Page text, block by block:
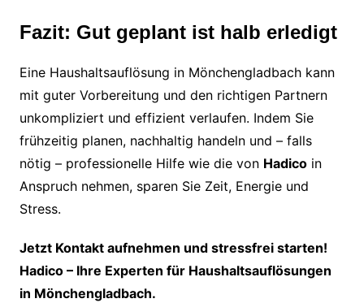
Fazit: Gut geplant ist halb erledigt
Eine Haushaltsauflösung in Mönchengladbach kann
mit guter Vorbereitung und den richtigen Partnern
unkompliziert und effizient verlaufen. Indem Sie
frühzeitig planen, nachhaltig handeln und – falls
nötig – professionelle Hilfe wie die von Hadicoin
Anspruch nehmen, sparen Sie Zeit, Energie und
Stress.
Jetzt Kontakt aufnehmen und stressfrei starten!
Hadico – Ihre Experten für Haushaltsauflösungen
in Mönchengladbach.